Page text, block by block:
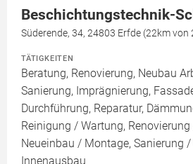
Beschichtungstechnik-
Süderende, 34, 24803 Erfde (22km von
TÄTIGKEITEN
Beratung, Renovierung, Neubau
Sanierung, Imprägnierung,
Durchführung, Reparatur,
Reinigung / Wartung,
Neueinbau / Montage, Sanierung
Innenausbau